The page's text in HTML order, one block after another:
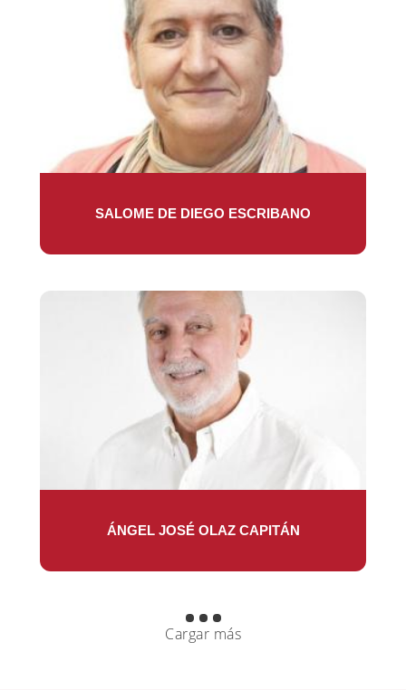
SALOME DE DIEGO ESCRIBANO
ÁNGEL JOSÉ OLAZ CAPITÁN
Cargar más